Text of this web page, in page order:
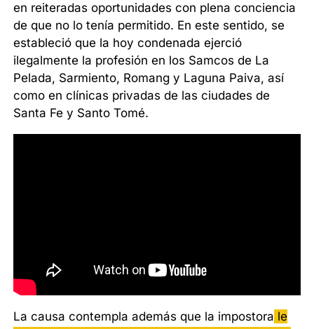
en reiteradas oportunidades con plena conciencia
de que no lo tenía permitido. En este sentido, se
estableció que la hoy condenada ejerció
ilegalmente la profesión en los Samcos de La
Pelada, Sarmiento, Romang y Laguna Paiva, así
como en clínicas privadas de las ciudades de
Santa Fe y Santo Tomé.
La causa contempla además que la impostora le